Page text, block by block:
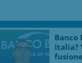
Banco
Italia?